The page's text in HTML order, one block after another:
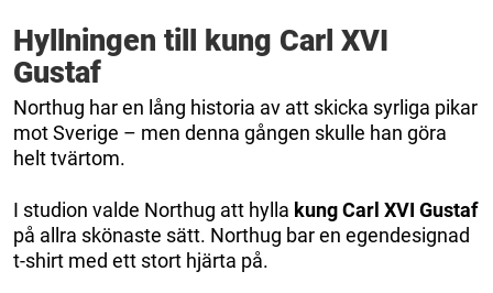
Hyllningen till kung Carl XVI
Gustaf
Northug har en lång historia av att skicka syrliga pikar
mot Sverige – men denna gången skulle han göra
helt tvärtom.
I studion valde Northug att hylla kung Carl XVI Gustaf
på allra skönaste sätt. Northug bar en egendesignad
t-shirt med ett stort hjärta på.